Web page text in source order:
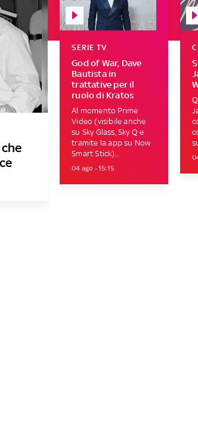
God of War, Dave
Bautista in
trattative per il
ruolo di Kratos
SERIE TV
Al momento Prime
Video (visibile anche
su Sky Glass, Sky Q e
tramite la app su Now
Smart Stick)...
04 ago - 15:15